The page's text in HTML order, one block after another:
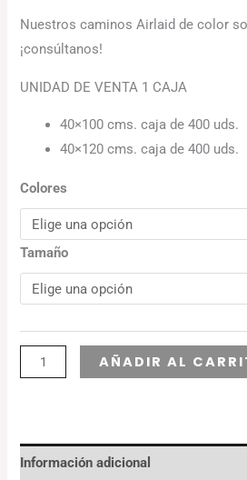
Nuestros caminos Airlaid de color
¡consúltanos!
UNIDAD DE VENTA 1 CAJA
40×100 cms. caja de 400 uds.
40×120 cms. caja de 400 uds.
Colores
Tamaño
AÑADIR AL
Información adicional